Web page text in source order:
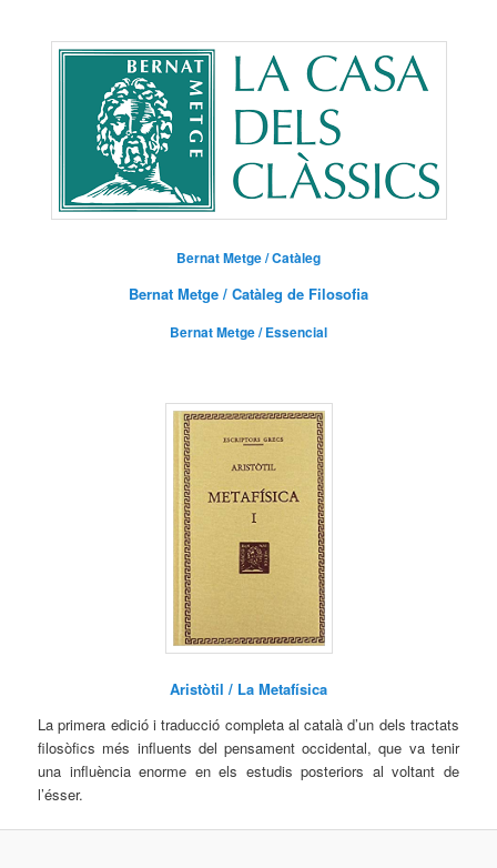
Bernat Metge / Catàleg
Bernat Metge / Catàleg de Filosofia
Bernat Metge / Essencial
Aristòtil / La Metafísica
La primera edició i traducció completa al català d’un dels tractats
filosòfics més influents del pensament occidental, que va tenir
una influència enorme en els estudis posteriors al voltant de
l’ésser.